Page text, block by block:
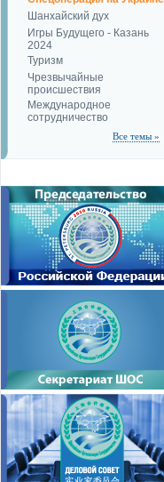
Шанхайский дух
Игры Будущего - Казань
2024
Туризм
Чрезвычайные
происшествия
Международное
сотрудничество
Все темы »